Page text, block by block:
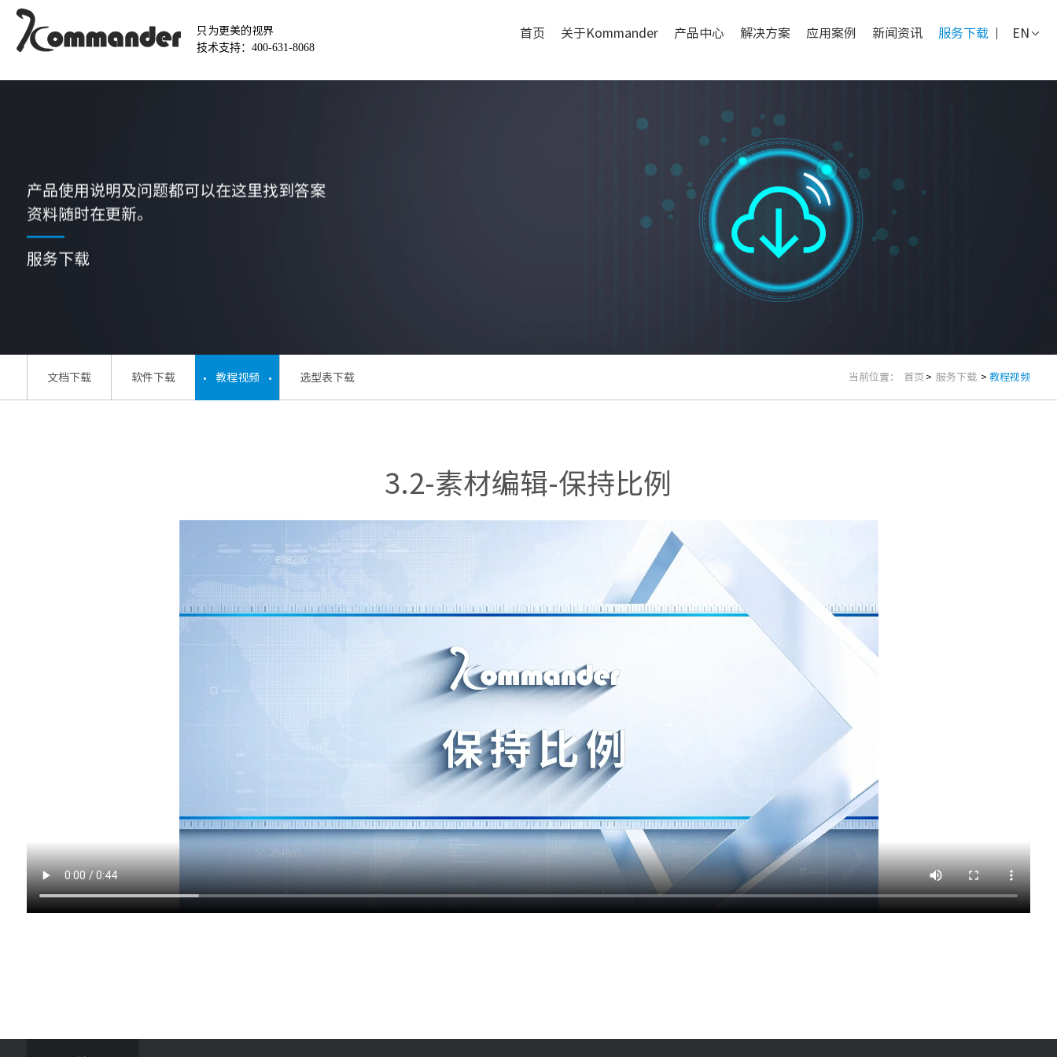
只为更美的视界
技术支持：400-631-8068
EN
首页 关于Kommander 产品中心 解决方案 应用案例 新闻资讯 服务下载
产品使用说明及问题都可以在这里找到答案
资料随时在更新。
服务下载
当前位置： 首页 > 服务下载 >教程视频
文档下载 软件下载 教程视频 选型表下载
3.2-素材编辑-保持比例